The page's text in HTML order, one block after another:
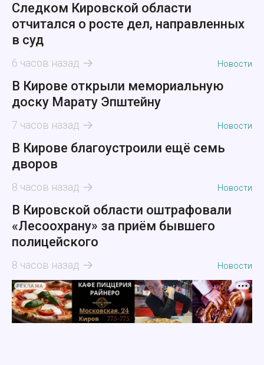
Следком Кировской области
отчитался о росте дел, направленных
в суд
6 часов назад Новости
В Кирове открыли мемориальную
доску Марату Эпштейну
7 часов назад Новости
В Кирове благоустроили ещё семь
дворов
8 часов назад Новости
В Кировской области оштрафовали
«Лесоохрану» за приём бывшего
полицейского
8 часов назад Новости
РЕКЛАМА